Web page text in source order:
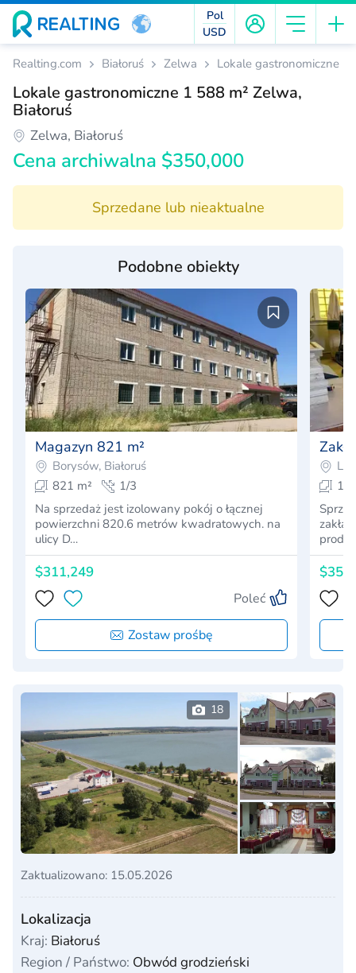
Pol
USD
Realting.com Białoruś Zelwa Lokale gastronomiczne
Lokale gastronomiczne 1 588 m² Zelwa,
Białoruś
Zelwa, Białoruś
Cena archiwalna $350,000
Sprzedane lub nieaktualne
Podobne obiekty
Magazyn 821 m²
Borysów, Białoruś
821 m²
1/3
Na sprzedaż jest izolowany pokój o łącznej
powierzchni 820.6 metrów kwadratowych. na
ulicy D…
$311,249
Poleć
Zostaw prośbę
1
18
Zaktualizowano: 15.05.2026
Lokalizacja
Kraj: Białoruś
Region / Państwo: Obwód grodzieński